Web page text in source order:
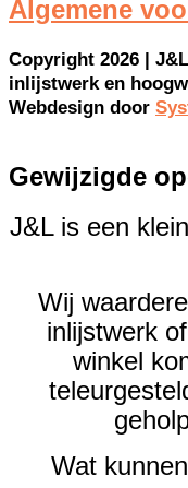
Algemene
Copyright 2026 |
inlijstwerk en
Webdesign door
Gewijzigde
J&L is een
Wij
inlijstwerk
winkel
Wat